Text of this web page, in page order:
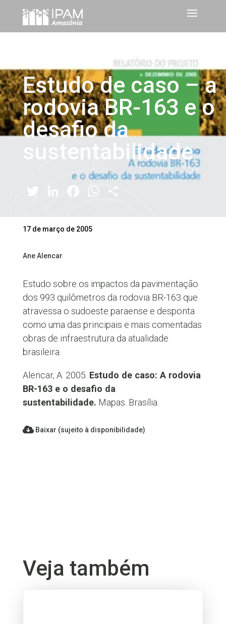
Estudo de caso – a
rodovia BR-163 e o
desafio da
sustentabilidade
Twitter
LinkedIn
Facebook
WhatsApp
17 de março de 2005
Ane Alencar
Estudo sobre os impactos da pavimentação
dos 993 quilômetros da rodovia BR-163 que
atravessa o sudoeste paraense e desponta
como uma das principais e mais comentadas
obras de infraestrutura da atualidade
brasileira.
Alencar, A. 2005. Estudo de caso: A rodovia
BR-163 e o desafio da
sustentabilidade. Mapas. Brasília.
Baixar (sujeito à disponibilidade)
Veja também